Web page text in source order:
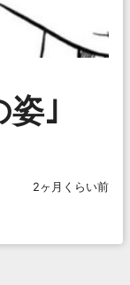
姿｣
2ヶ月くらい前